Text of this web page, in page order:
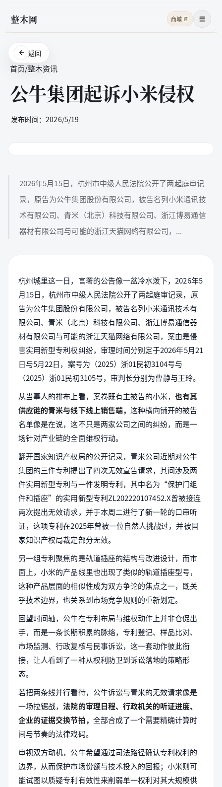
整木网 商城 商 菜单
返回
首页/整木资讯
公牛集团起诉小米侵权
发布时间：2026/5/19
2026年5月15日，杭州市中级人民法院公开了两起庭审记
录，原告为公牛集团股份有限公司，被告名列小米通讯技
术有限公司、青米（北京）科技有限公司、浙江博易通信
器材有限公司与可能的浙江天猫网络有限公司，...
杭州城里这一日，官署的公告像一盆冷水泼下，2026年5
月15日，杭州市中级人民法院公开了两起庭审记录，原
告为公牛集团股份有限公司，被告名列小米通讯技术有
限公司、青米（北京）科技有限公司、浙江博易通信器
材有限公司与可能的浙江天猫网络有限公司，案由是侵
害实用新型专利权纠纷，审理时间分别定于2026年5月21
日与5月22日，案号为（2025）浙01民初3104号与
（2025）浙01民初3105号，审判长分别为曹静与王玲。
从当事人的排布上看，案卷既有主被告的小米，也有其
供应链的青米与线下线上销售端， 这种横向铺开的被告
名单像是在说，这不只是两家公司之间的纠纷，而是一
场针对产业链的全面维权行动。
翻开国家知识产权局的公开记录，青米公司近期对公牛
集团的三件专利提出了四次无效宣告请求，其间涉及两
件实用新型专利与一件发明专利，其中名为“保护门组
件和插座”的实用新型专利ZL202220107452.X曾被接连
两次提出无效请求，并于本周二进行了新一轮的口审听
证，这项专利在2025年曾被一位自然人挑战过，并被国
家知识产权局裁定部分无效。
另一组专利聚焦的是轨道插座的结构与改进设计，而市
面上，小米的产品线里也出现了类似的轨道插座型号，
这种产品层面的相似性成为双方争论的焦点之一，既关
乎技术边界，也关系到市场竞争规则的重新划定。
回望时间轴，公牛在专利布局与维权动作上并非仓促出
手，而是一条长期积累的脉络，专利登记、样品比对、
市场监测、行政复核与民事诉讼，这一套动作彼此衔
接，让人看到了一种从权利防卫到诉讼落地的策略形
态。
若把两条线并行看待，公牛诉讼与青米的无效请求像是
一场拉锯战，法院的审理日程、行政机关的听证进度、
企业的证据交换节拍， 全部合成了一个需要精确计算时
间与节奏的法律戏码。
审视双方动机，公牛希望通过司法路径确认专利权利的
边界，从而保护市场份额与技术投入的回报；小米则可
能试图以质疑专利有效性来削弱单一权利对其大规模供